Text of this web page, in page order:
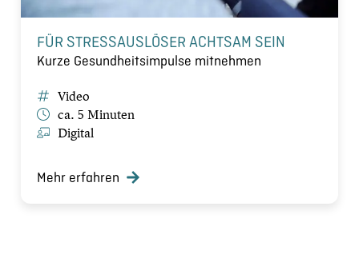
FÜR STRESSAUSLÖSER ACHTSAM SEIN
Kurze Gesundheitsimpulse mitnehmen
Video
ca. 5 Minuten
Digital
Mehr erfahren